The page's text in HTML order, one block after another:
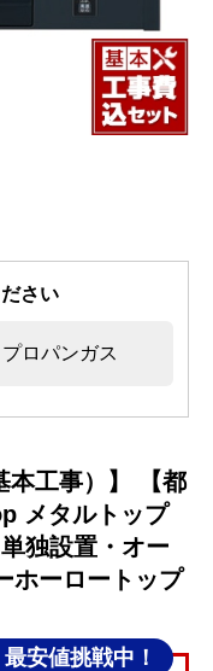
さい
プロパンガス
本工事）】 【都
メタルトップ
独設置・オー
ホーロートップ
最安値挑戦中！